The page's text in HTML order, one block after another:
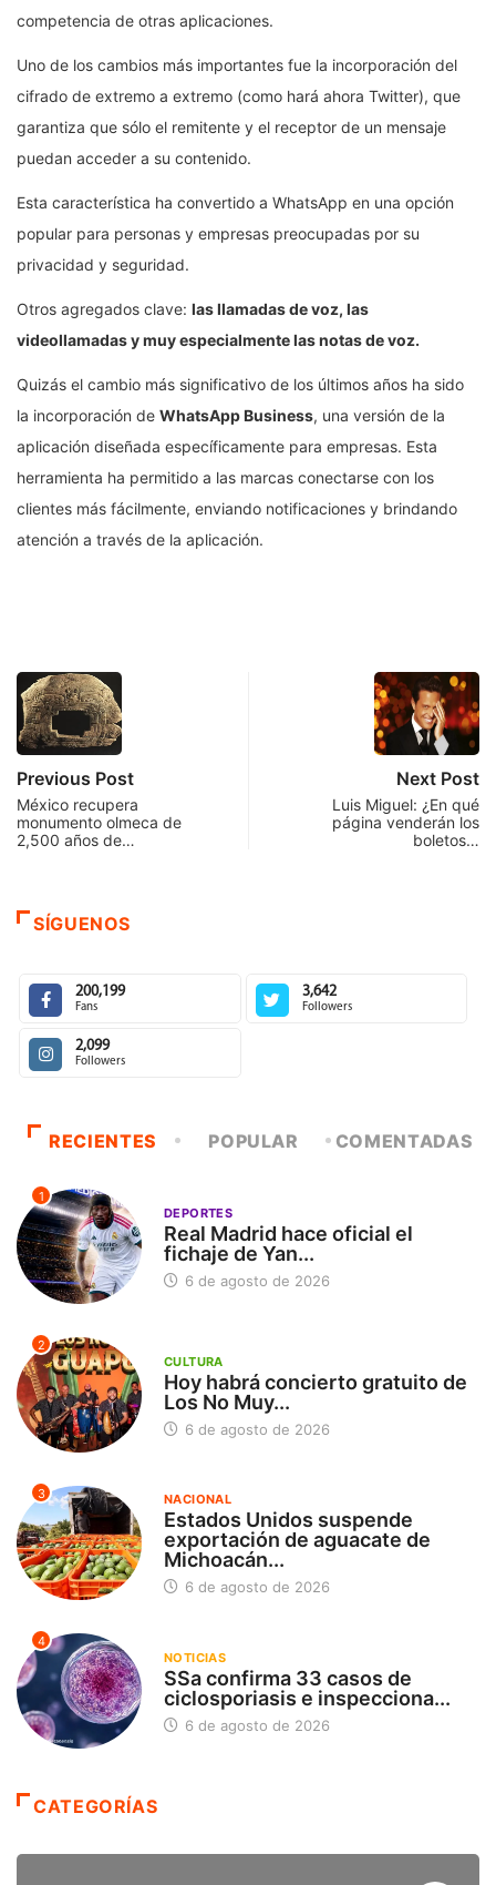
competencia de otras aplicaciones.
Uno de los cambios más importantes fue la incorporación del
cifrado de extremo a extremo (como hará ahora Twitter), que
garantiza que sólo el remitente y el receptor de un mensaje
puedan acceder a su contenido.
Esta característica ha convertido a WhatsApp en una opción
popular para personas y empresas preocupadas por su
privacidad y seguridad.
Otros agregados clave: las llamadas de voz, las
videollamadas y muy especialmente las notas de voz.
Quizás el cambio más significativo de los últimos años ha sido
la incorporación de WhatsApp Business, una versión de la
aplicación diseñada específicamente para empresas. Esta
herramienta ha permitido a las marcas conectarse con los
clientes más fácilmente, enviando notificaciones y brindando
atención a través de la aplicación.
Previous Post
México recupera
monumento olmeca de
2,500 años de…
Next Post
Luis Miguel: ¿En qué
página venderán los
boletos…
SÍGUENOS
200,199
Fans
3,642
Followers
2,099
Followers
RECIENTES POPULAR COMENTADAS
1
DEPORTES
Real Madrid hace oficial el
fichaje de Yan...
6 de agosto de 2026
2
CULTURA
Hoy habrá concierto gratuito de
Los No Muy...
6 de agosto de 2026
3 NACIONAL
Estados Unidos suspende
exportación de aguacate de
Michoacán...
6 de agosto de 2026
4
NOTICIAS
SSa confirma 33 casos de
ciclosporiasis e inspecciona...
6 de agosto de 2026
CATEGORÍAS